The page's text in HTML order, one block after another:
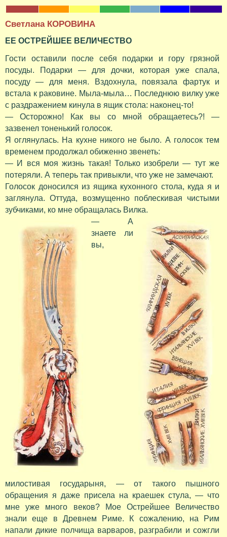
Светлана КОРОВИНА
ЕЕ ОСТРЕЙШЕЕ ВЕЛИЧЕСТВО
Гости оставили после себя подарки и гору грязной
посуды. Подарки — для дочки, которая уже спала,
посуду — для меня. Вздохнула, повязала фартук и
встала к раковине. Мыла-мыла… Последнюю вилку уже
с раздражением кинула в ящик стола: наконец-то!
— Осторожно! Как вы со мной обращаетесь?! —
зазвенел тоненький голосок.
Я оглянулась. На кухне никого не было. А голосок тем
временем продолжал обиженно звенеть:
— И вся моя жизнь такая! Только изобрели — тут же
потеряли. А теперь так привыкли, что уже не замечают.
Голосок доносился из ящика кухонного стола, куда я и
заглянула. Оттуда, возмущенно поблескивая чистыми
зубчиками, ко мне обращалась Вилка.
— А
знаете ли
вы,
милостивая государыня, — от такого пышного
обращения я даже присела на краешек стула, — что
мне уже много веков? Мое Острейшее Величество
знали еще в Древнем Риме. К сожалению, на Рим
напали дикие полчища варваров, разграбили и сожгли